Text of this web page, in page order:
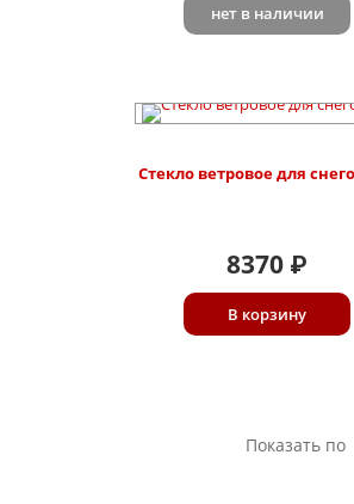
нет в наличии
Стекло ветровое для
8370 ₽
В корзину
Показать по